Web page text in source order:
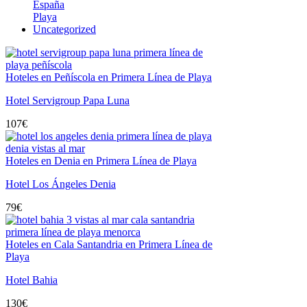
España
Playa
Uncategorized
Hoteles en Peñíscola en Primera Línea de Playa
Hotel Servigroup Papa Luna
107€
Hoteles en Denia en Primera Línea de Playa
Hotel Los Ángeles Denia
79€
Hoteles en Cala Santandria en Primera Línea de
Playa
Hotel Bahia
130€